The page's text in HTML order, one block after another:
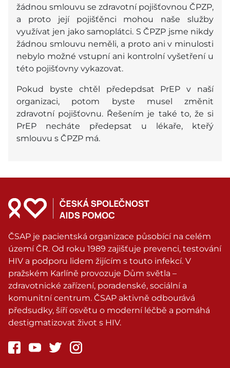
žádnou smlouvu se zdravotní pojišťovnou ČPZP,
a proto její pojišťěnci mohou naše služby
využívat jen jako samoplátci. S ČPZP jsme nikdy
žádnou smlouvu neměli, a proto ani v minulosti
nebylo možné vstupní ani kontrolní vyšetření u
této pojišťovny vykazovat.
Pokud byste chtěl předepdsat PrEP v naší
organizaci, potom byste musel změnit
zdravotní pojišťovnu. Řešením je také to, že si
PrEP necháte předepsat u lékaře, kteřý
smlouvu s ČPZP má.
ČSAP je pacientská organizace působící na celém
území ČR. Od roku 1989 zajišťuje prevenci, testování
HIV a podporu lidem žijícím s touto infekcí. V
pražském Karlíně provozuje Dům světla –
zdravotnické zařízení, poradenské, sociální a
komunitní centrum. ČSAP aktivně odbourává
předsudky, šíří osvětu o moderní léčbě a pomáhá
destigmatizovat život s HIV.